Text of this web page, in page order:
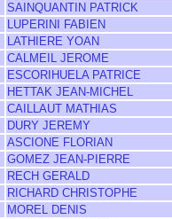
SAINQUANTIN PATRICK
LUPERINI FABIEN
LATHIERE YOAN
CALMEIL JEROME
ESCORIHUELA PATRICE
HETTAK JEAN-MICHEL
CAILLAUT MATHIAS
DURY JEREMY
ASCIONE FLORIAN
GOMEZ JEAN-PIERRE
RECH GERALD
RICHARD CHRISTOPHE
MOREL DENIS